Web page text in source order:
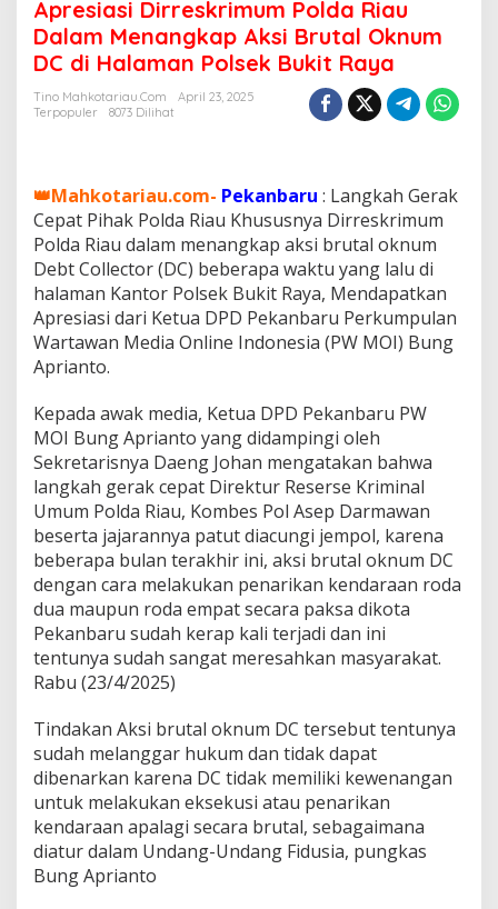
e
k
a
b
W
M
O
I
u
n
g
a
n
t
o
,
A
p
r
e
i
a
D
r
r
e
s
k
r
Apresiasi Dirreskrimum Polda Riau
Dalam Menangkap Aksi Brutal Oknum
DC di Halaman Polsek Bukit Raya
Tino Mahkotariau.com
April 23, 2025
Terpopuler
8073 Dilihat
👑Mahkotariau.com- Pekanbaru : Langkah Gerak
Cepat Pihak Polda Riau Khususnya Dirreskrimum
Polda Riau dalam menangkap aksi brutal oknum
Debt Collector (DC) beberapa waktu yang lalu di
halaman Kantor Polsek Bukit Raya, Mendapatkan
Apresiasi dari Ketua DPD Pekanbaru Perkumpulan
Wartawan Media Online Indonesia (PW MOI) Bung
Aprianto.
Kepada awak media, Ketua DPD Pekanbaru PW
MOI Bung Aprianto yang didampingi oleh
Sekretarisnya Daeng Johan mengatakan bahwa
langkah gerak cepat Direktur Reserse Kriminal
Umum Polda Riau, Kombes Pol Asep Darmawan
beserta jajarannya patut diacungi jempol, karena
beberapa bulan terakhir ini, aksi brutal oknum DC
dengan cara melakukan penarikan kendaraan roda
dua maupun roda empat secara paksa dikota
Pekanbaru sudah kerap kali terjadi dan ini
tentunya sudah sangat meresahkan masyarakat.
Rabu (23/4/2025)
Tindakan Aksi brutal oknum DC tersebut tentunya
sudah melanggar hukum dan tidak dapat
dibenarkan karena DC tidak memiliki kewenangan
untuk melakukan eksekusi atau penarikan
kendaraan apalagi secara brutal, sebagaimana
diatur dalam Undang-Undang Fidusia, pungkas
Bung Aprianto